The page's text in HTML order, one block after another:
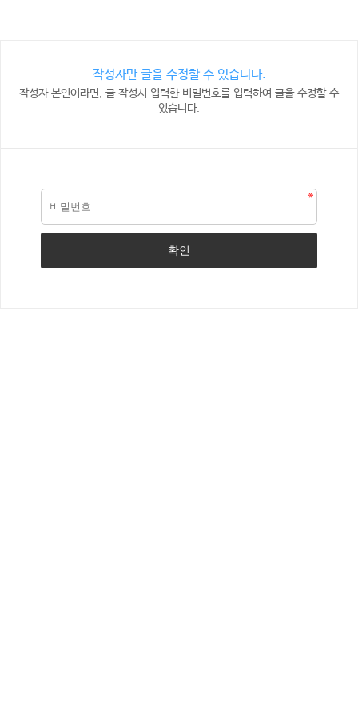
작성자만 글을 수정할 수 있습니다.
작성자 본인이라면, 글 작성시 입력한 비밀번호를 입력하여 글을 수정할 수
있습니다.